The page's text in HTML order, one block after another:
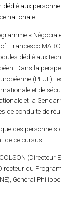
dédié aux
nationale
«
Francesco
dédié aux
Dans la
(PFUE),
et de
et la
de conduite de
des personnels
de ce cursus.
(Directeur
du
Général